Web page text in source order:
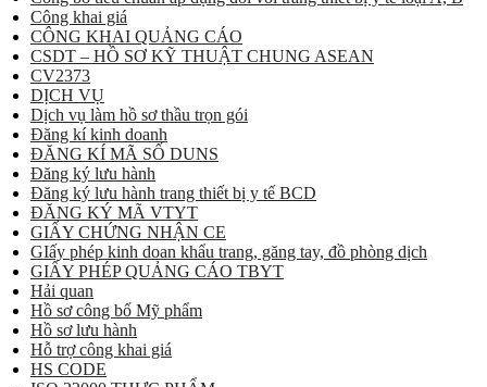
Công khai giá
CÔNG KHAI QUẢNG CÁO
CSDT – HỒ SƠ KỸ THUẬT CHUNG ASEAN
CV2373
DỊCH VỤ
Dịch vụ làm hồ sơ thầu trọn gói
Đăng kí kinh doanh
ĐĂNG KÍ MÃ SỐ DUNS
Đăng ký lưu hành
Đăng ký lưu hành trang thiết bị y tế BCD
ĐĂNG KÝ MÃ VTYT
GIẤY CHỨNG NHẬN CE
GIấy phép kinh doan khẩu trang, găng tay, đồ phòng dịch
GIẤY PHÉP QUẢNG CÁO TBYT
Hải quan
Hồ sơ công bố Mỹ phẩm
Hồ sơ lưu hành
Hỗ trợ công khai giá
HS CODE